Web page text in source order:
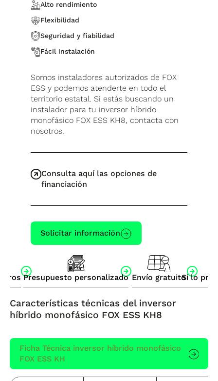
Alto rendimiento
Flexibilidad
Seguridad y fiabilidad
Fácil instalación
Somos instaladores autorizados de FOX
ESS y podemos atenderte en todo el
territorio estatal. Si estás buscando un
instalador para tu inversor híbrido
monofásico FOX ESS KH8, contacta con
nosotros.
Consulta aquí las opciones de
financiación
Solicitar información
Presupuesto personalizado Envío gratuitoSi lo
Características técnicas del inversor
híbrido monofásico FOX ESS KH8
Ficha Técnica inversor híbrido monofásico
FOX ESS KH